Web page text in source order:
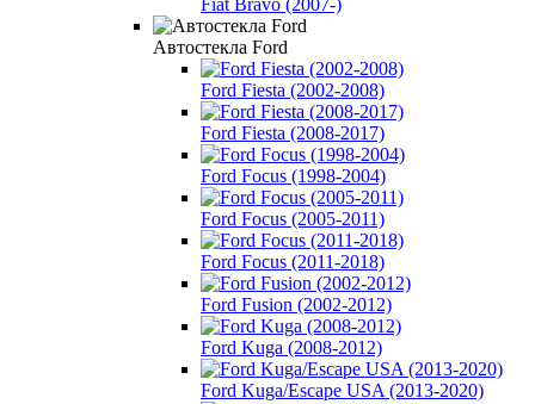
Автостекла Ford
Ford Fiesta (2002-2008)
Ford Fiesta (2008-2017)
Ford Focus (1998-2004)
Ford Focus (2005-2011)
Ford Focus (2011-2018)
Ford Fusion (2002-2012)
Ford Kuga (2008-2012)
Ford Kuga/Escape USA (2013-2020)